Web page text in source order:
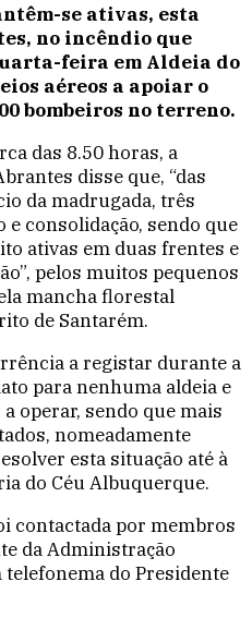
se ativas, esta
no incêndio que
feira em Aldeia do
aéreos a apoiar o
bombeiros no terreno.
das 8.50 horas, a
disse que, “das
da madrugada, três
e consolidação, sendo que
ativas em duas frentes e
pelos muitos pequenos
mancha florestal
de Santarém.
a registar durante a
para nenhuma aldeia e
operar, sendo que mais
nomeadamente
esta situação até à
do Céu Albuquerque.
contactada por membros
da Administração
do Presidente